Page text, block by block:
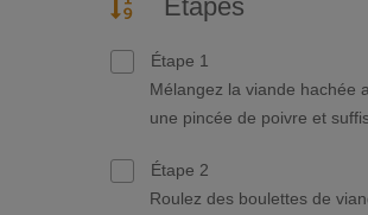
Étapes
Étape 1
Mélangez la viande hachée
une pincée de poivre et
Étape 2
Roulez des boulettes de